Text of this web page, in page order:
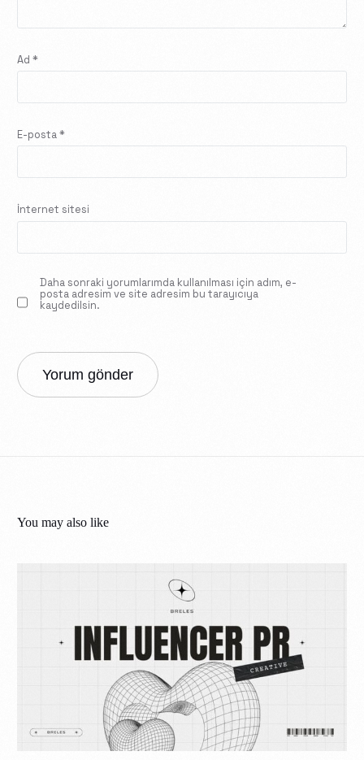
Ad*
E-posta*
İnternet sitesi
Daha sonraki yorumlarımda kullanılması için adım, e-
posta adresim ve site adresim bu tarayıcıya
kaydedilsin.
You may also like